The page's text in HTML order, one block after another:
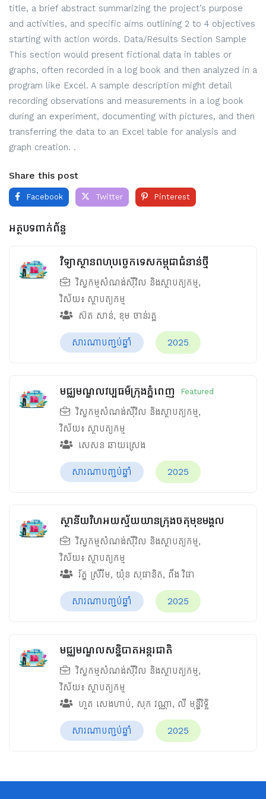
title, a brief abstract summarizing the project’s purpose
and activities, and specific aims outlining 2 to 4 objectives
starting with action words. Data/Results Section Sample
This section would present fictional data in tables or
graphs, often recorded in a log book and then analyzed in a
program like Excel. A sample description might detail
recording observations and measurements in a log book
during an experiment, documenting with pictures, and then
transferring the data to an Excel table for analysis and
graph creation. .
Share this post
Facebook Twitter Pinterest
អត្ថបទពាក់ព័ន្ធ
វិទ្យាស្ថានពហុបច្ចេកទេសកម្ពុជាជំនាន់ថ្មី
វិស្វកម្មសំណង់ស៊ីវិល និងស្ថាបត្យកម្ម,
វិស័យ៖ ស្ថាបត្យកម្ម
ស៊ត សាន់, ខុម ចាន់រត្ឋ
សារណាបញ្ចប់ឆ្នាំ 2025
មជ្ឈមណ្ឌលវប្បធម៌ក្រុងភ្នំពេញ Featured
វិស្វកម្មសំណង់ស៊ីវិល និងស្ថាបត្យកម្ម,
វិស័យ៖ ស្ថាបត្យកម្ម
សេសន ឆាយស្រេង
សារណាបញ្ចប់ឆ្នាំ 2025
ស្ថានីយវិហអយស្ម័យយានក្រុងចតុមុខមង្គល
វិស្វកម្មសំណង់ស៊ីវិល និងស្ថាបត្យកម្ម,
វិស័យ៖ ស្ថាបត្យកម្ម
រ័ត្ន ស្រីរីម, យ៉ុន សុផានិត, ពឹង វិផា
សារណាបញ្ចប់ឆ្នាំ 2025
មជ្ឈមណ្ឌលសន្និបាតអន្តរជាតិ
វិស្វកម្មសំណង់ស៊ីវិល និងស្ថាបត្យកម្ម,
វិស័យ៖ ស្ថាបត្យកម្ម
ហួត សេងហាប់, សុក វណ្ណា, លី មុន្នីរិទ្ធិ
សារណាបញ្ចប់ឆ្នាំ 2025